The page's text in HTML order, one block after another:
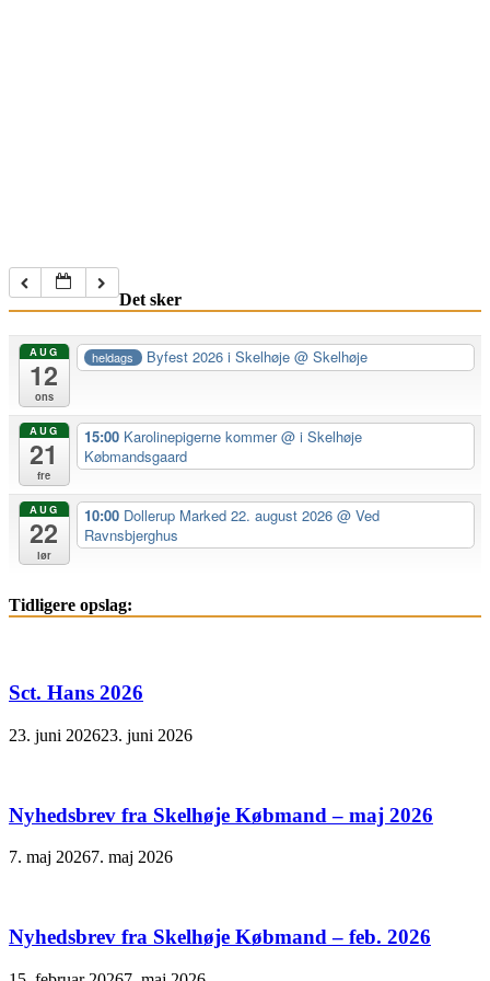
Det sker
AUG
12
ons
heldags Byfest 2026 i Skelhøje@ Skelhøje
AUG
21
fre
15:00 Karolinepigerne kommer@ i Skelhøje
Købmandsgaard
AUG
22
lør
10:00 Dollerup Marked 22. august 2026 @ Ved
Ravnsbjerghus
Tidligere opslag:
Sct. Hans 2026
23. juni 202623. juni 2026
Nyhedsbrev fra Skelhøje Købmand – maj 2026
7. maj 20267. maj 2026
Nyhedsbrev fra Skelhøje Købmand – feb. 2026